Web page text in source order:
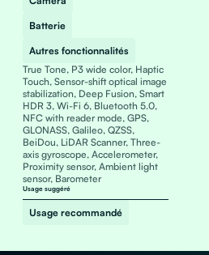
Batterie
Autres fonctionnalités
True Tone, P3 wide color, Haptic
Touch, Sensor-shift optical image
stabilization, Deep Fusion, Smart
HDR 3, Wi-Fi 6, Bluetooth 5.0,
NFC with reader mode, GPS,
GLONASS, Galileo, QZSS,
BeiDou, LiDAR Scanner, Three-
axis gyroscope, Accelerometer,
Proximity sensor, Ambient light
sensor, Barometer
Usage suggéré
Usage recommandé